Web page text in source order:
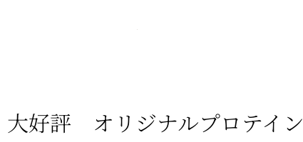
大好評 オリジナルプロテイン